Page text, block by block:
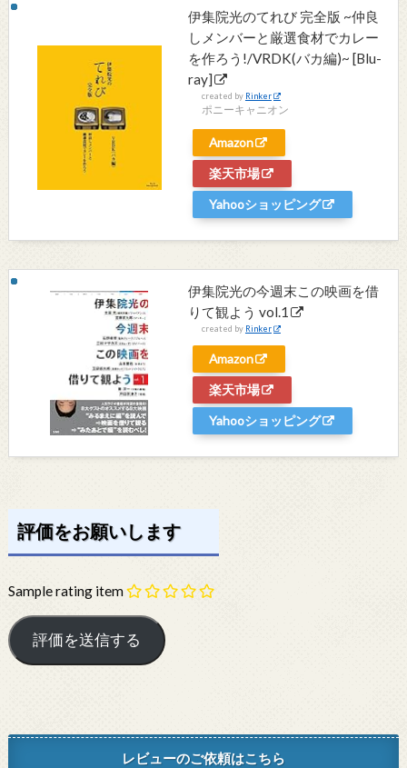
伊集院光のてれび 完全版 ~仲良
しメンバーと厳選食材でカレー
を作ろう!/VRDK(バカ編)~ [Blu-
ray]
created by Rinker
ポニーキャニオン
Amazon
楽天市場
Yahooショッピング
伊集院光の今週末この映画を借
りて観よう vol.1
created by Rinker
Amazon
楽天市場
Yahooショッピング
評価をお願いします
Sample rating item
レビューのご依頼はこちら